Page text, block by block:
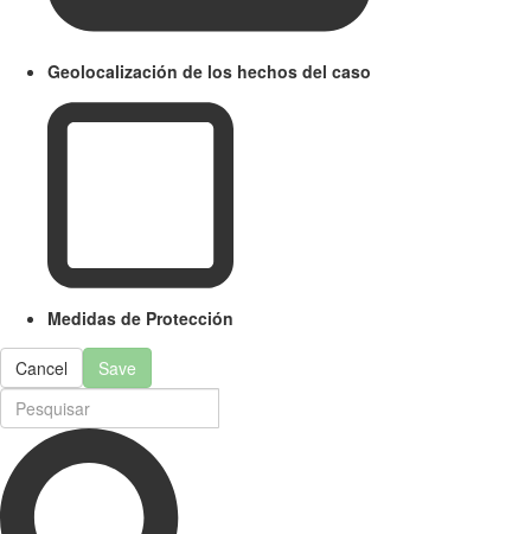
Geolocalización de los hechos del caso
Medidas de Protección
Cancel Save